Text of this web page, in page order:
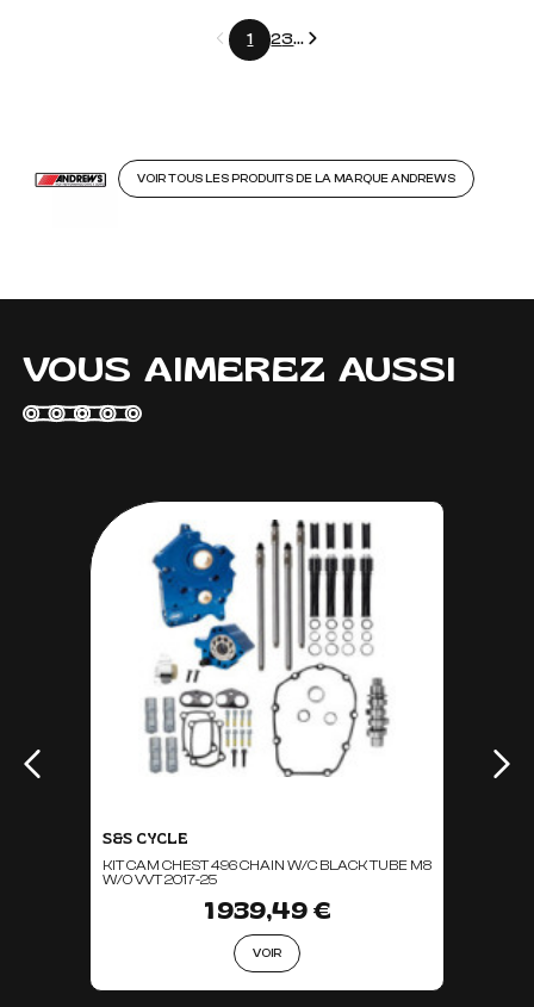
Précédent
1 23... Suivant
VOIR TOUS LES PRODUITS DE LA MARQUE ANDREWS
VOUS AIMEREZ AUSSI
S&S CYCLE
KIT CAM CHEST 496 CHAIN W/C BLACK TUBE M8
W/O VVT 2017-25
1 939,49 €
VOIR